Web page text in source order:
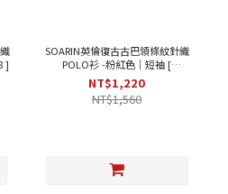
]
SOARIN英倫復古古巴領條紋針織
POLO衫 -粉紅色｜短袖 [
262TP45 ]
NT$1,220
NT$1,560